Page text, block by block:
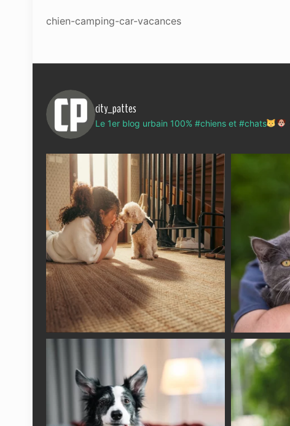
chien-camping-car-vacances
city_pattes
Le 1er blog urbain 100% #chiens et #chats